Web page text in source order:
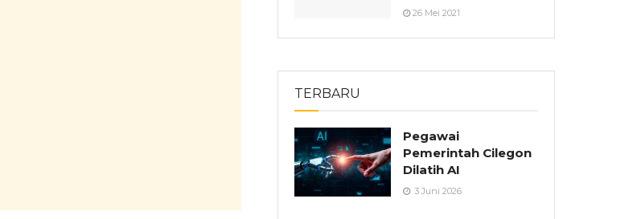
26 Mei 2021
TERBARU
Pegawai
Pemerintah Cilegon
Dilatih AI
3 Juni 2026